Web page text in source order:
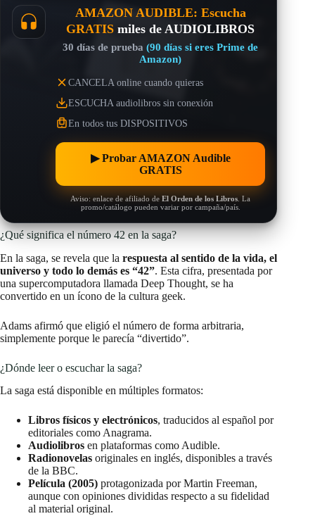
AMAZON AUDIBLE: Escucha
GRATIS miles de AUDIOLIBROS
30 días de prueba(90 días si eres Prime de
Amazon)
CANCELA online cuando quieras
ESCUCHA audiolibros sin conexión
En todos tus DISPOSITIVOS
▶︎ Probar AMAZON Audible
GRATIS
Aviso: enlace de afiliado deEl Orden de los Libros . La
promo/catálogo pueden variar por campaña/país.
¿Qué significa el número 42 en la saga?
En la saga, se revela que la respuesta al sentido de la vida, el
universo y todo lo demás es “42”. Esta cifra, presentada por
una supercomputadora llamada Deep Thought, se ha
convertido en un ícono de la cultura geek.
Adams afirmó que eligió el número de forma arbitraria,
simplemente porque le parecía “divertido”.
¿Dónde leer o escuchar la saga?
La saga está disponible en múltiples formatos:
Libros físicos y electrónicos, traducidos al español por
editoriales como Anagrama.
Audiolibros en plataformas como Audible.
Radionovelas originales en inglés, disponibles a través
de la BBC.
Película (2005) protagonizada por Martin Freeman,
aunque con opiniones divididas respecto a su fidelidad
al material original.